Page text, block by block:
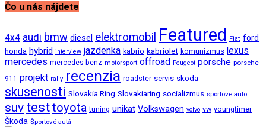
Čo u nás nájdete
4x4 audi bmw diesel elektromobil Featured Fiat ford
honda hybrid interview jazdenka kabrio kabriolet komunizmus lexus
mercedes mercedes-benz motorsport offroad Peugeot porsche porsche
911 projekt rally recenzia roadster servis skoda
skusenosti Slovakia Ring Slovakiaring socializmus sportove auto
suv testtoyota tuning unikat Volkswagen volvo vw youngtimer
Škoda Športové autá